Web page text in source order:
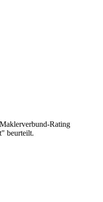
Rating
beurteilt.